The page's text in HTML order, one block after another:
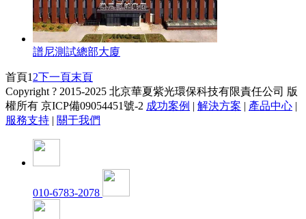
譜尼測試總部大廈
首頁1 2下一頁末頁
Copyright ? 2015-2025 北京華夏紫光環保科技有限責任公司 版
權所有 京ICP備09054451號-2 成功案例 | 解決方案 | 產品中心 |
服務支持 | 關于我們
010-6783-2078